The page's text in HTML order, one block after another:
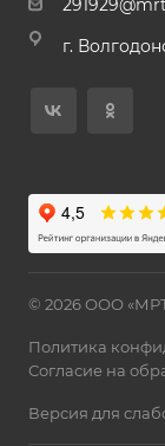
г.
© 2026 ООО
Политика
Согласие на
Версия для